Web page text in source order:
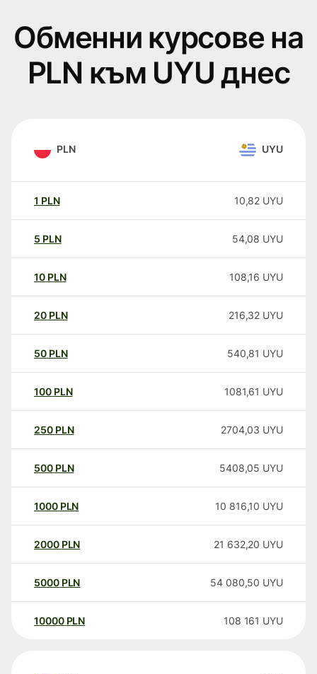
Обменни курсове на
PLN към UYU днес
PLN UYU
1 PLN 10,82 UYU
5 PLN 54,08 UYU
10 PLN 108,16 UYU
20 PLN 216,32 UYU
50 PLN 540,81 UYU
100 PLN 1081,61 UYU
250 PLN 2704,03 UYU
500 PLN 5408,05 UYU
1000 PLN 10 816,10 UYU
2000 PLN 21 632,20 UYU
5000 PLN 54 080,50 UYU
10000 PLN 108 161 UYU